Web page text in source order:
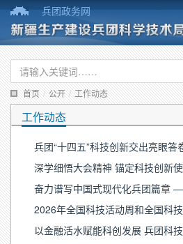
兵团政务网
首页 / 公开 / 工作动态
工作动态
兵团“十四五”科技创新交出亮眼答
以金融活水赋能科创发展 兵团科